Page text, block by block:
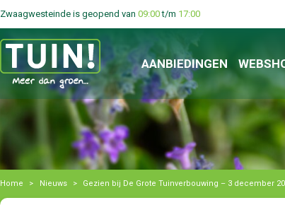
Home > Nieuws > Gezien bij De Grote Tuinverbouwing – 3 december
Zwaagwesteinde is geopend van 09:00t/m 17:00
AANBIEDINGEN